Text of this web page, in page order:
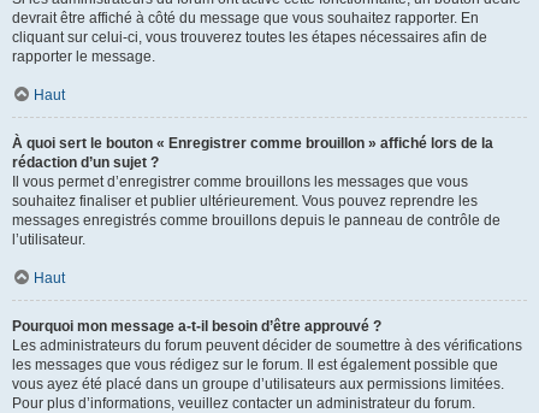
devrait être affiché à côté du message que vous souhaitez rapporter. En
cliquant sur celui-ci, vous trouverez toutes les étapes nécessaires afin de
rapporter le message.
Haut
À quoi sert le bouton « Enregistrer comme brouillon » affiché lors de la
rédaction d’un sujet ?
Il vous permet d’enregistrer comme brouillons les messages que vous
souhaitez finaliser et publier ultérieurement. Vous pouvez reprendre les
messages enregistrés comme brouillons depuis le panneau de contrôle de
l’utilisateur.
Haut
Pourquoi mon message a-t-il besoin d’être approuvé ?
Les administrateurs du forum peuvent décider de soumettre à des vérifications
les messages que vous rédigez sur le forum. Il est également possible que
vous ayez été placé dans un groupe d’utilisateurs aux permissions limitées.
Pour plus d’informations, veuillez contacter un administrateur du forum.